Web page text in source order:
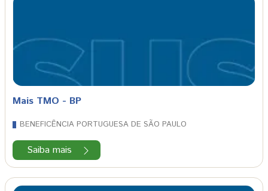
Mais TMO - BP
BENEFICÊNCIA PORTUGUESA DE SÃO PAULO
Saiba mais